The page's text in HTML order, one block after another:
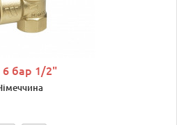
6 бар 1/2"